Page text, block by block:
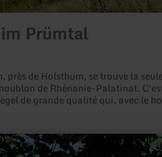
Prümtal
près de Holsthum, se trouve la
de Rhénanie-Palatinat.
de grande qualité qui, avec le
bière et des cours de brassage. La
louée pour des fêtes et des